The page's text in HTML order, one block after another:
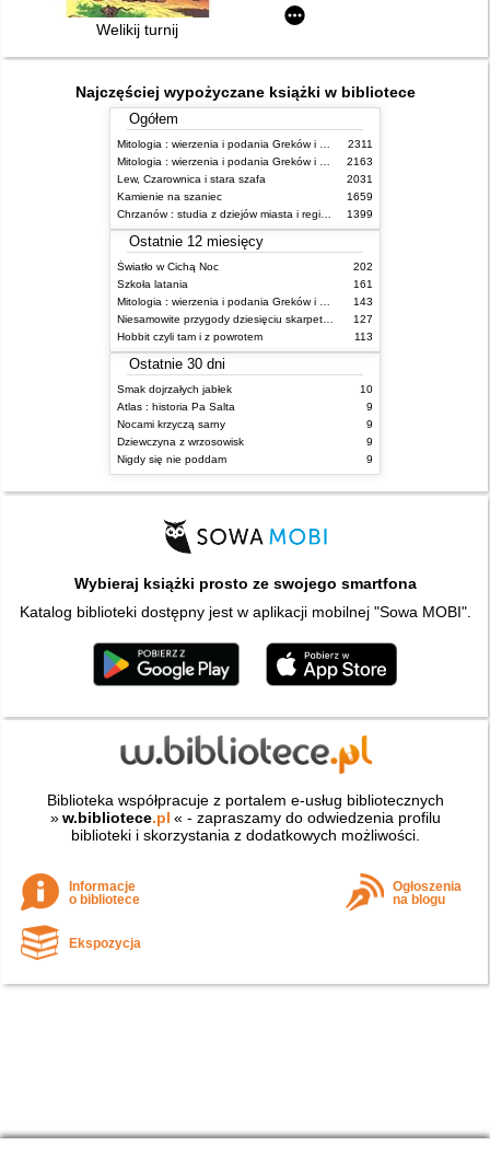
Welikij turnij
Najczęściej wypożyczane książki w bibliotece
Ogółem
Mitologia : wierzenia i podania Greków i Rzymian
2311
Mitologia : wierzenia i podania Greków i Rzymian
2163
Lew, Czarownica i stara szafa
2031
Kamienie na szaniec
1659
Chrzanów : studia z dziejów miasta i regionu do roku 1939
1399
Ostatnie 12 miesięcy
Światło w Cichą Noc
202
Szkoła latania
161
Mitologia : wierzenia i podania Greków i Rzymian
143
Niesamowite przygody dziesięciu skarpetek : (czterech prawych i sześciu lewych)
127
Hobbit czyli tam i z powrotem
113
Ostatnie 30 dni
Smak dojrzałych jabłek
10
Atlas : historia Pa Salta
9
Nocami krzyczą sarny
9
Dziewczyna z wrzosowisk
9
Nigdy się nie poddam
9
Wybieraj książki prosto ze swojego smartfona
Katalog biblioteki dostępny jest w aplikacji mobilnej "Sowa MOBI".
Biblioteka współpracuje z portalem e-usług bibliotecznych
» w.bibliotece.pl « - zapraszamy do odwiedzenia profilu
biblioteki i skorzystania z dodatkowych możliwości.
Informacje
o bibliotece
Ogłoszenia
na blogu
Ekspozycja